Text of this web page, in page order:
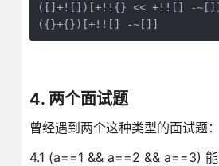
([]+![])[+!!{} << +!![] -
({}+{})[+!![] -~[]]
4. 两个面试题
曾经遇到两个这种类型的面试题：
4.1 (a==1 && a==2 && a==3)